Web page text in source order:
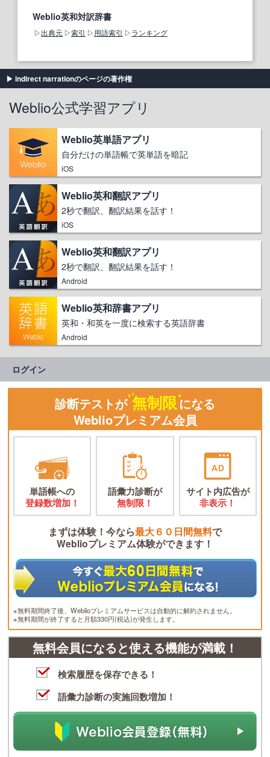
Weblio英和対訳辞書
出典元 索引 用語索引 ランキング
indirect narrationのページの著作権
Weblio公式学習アプリ
Weblio英単語アプリ
自分だけの単語帳で英単語を暗記
iOS
Weblio英和翻訳アプリ
2秒で翻訳、翻訳結果を話す！
iOS
Weblio英和翻訳アプリ
2秒で翻訳、翻訳結果を話す！
Android
Weblio英和辞書アプリ
英和・和英を一度に検索する英語辞書
Android
ログイン
診断テストが 無制限になる
Weblioプレミアム会員
単語帳への
登録数増加！
語彙力診断が
無制限！
サイト内広告が
非表示！
まずは体験！今なら最大６０日間無料で
Weblioプレミアム体験ができます！
※無料期間終了後、Weblioプレミアムサービスは自動的に解約されません。
※無料期間が終了すると月額330円(税込)が発生します。
無料会員になると使える機能が満載！
検索履歴を保存できる！
語彙力診断の実施回数増加！